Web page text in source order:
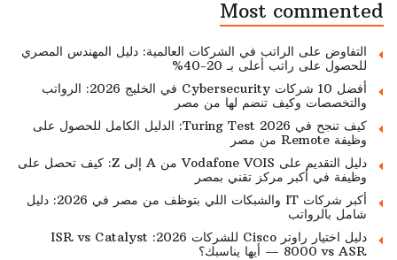
Most commented
التفاوض على الراتب في الشركات العالمية: دليل المهندس المصري
للحصول على راتب أعلى بـ 20-40%
أفضل 10 شركات Cybersecurity في الخليج 2026: الرواتب
والتخصصات وكيف تنضم لها من مصر
كيف تنجح في Turing Test 2026: الدليل الكامل للحصول على
وظيفة Remote من مصر
دليل التقديم على Vodafone VOIS من A إلى Z: كيف تحصل على
وظيفة في أكبر مركز تقني بمصر
أكبر شركات IT والشبكات اللي بتوظف من مصر في 2026: دليل
شامل بالرواتب
دليل اختيار راوتر Cisco للشركات 2026: ISR vs Catalyst
8000 vs ASR — أيها يناسبك؟